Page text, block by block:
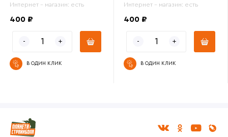
Интернет - магазин: есть
400 ₽
В ОДИН КЛИК
Интернет - магазин: есть
400 ₽
В ОДИН КЛИК